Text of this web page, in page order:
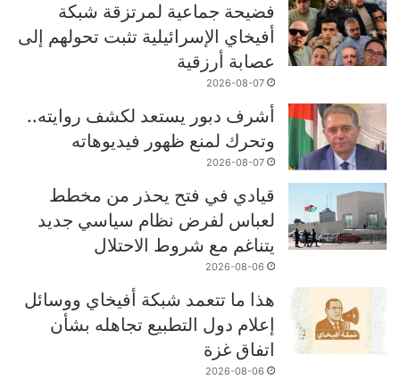
فضيحة جماعية لمرتزقة شبكة
أفيخاي الإسرائيلية تثبت تحولهم إلى
عصابة أرزقية
2026-08-07
أشرف دبور يستعد لكشف روايته..
وتحرك لمنع ظهور فيديوهاته
2026-08-07
قيادي في فتح يحذر من مخطط
لعباس لفرض نظام سياسي جديد
يتناغم مع شروط الاحتلال
2026-08-06
هذا ما تتعمد شبكة أفيخاي ووسائل
إعلام دول التطبيع تجاهله بشأن
اتفاق غزة
2026-08-06